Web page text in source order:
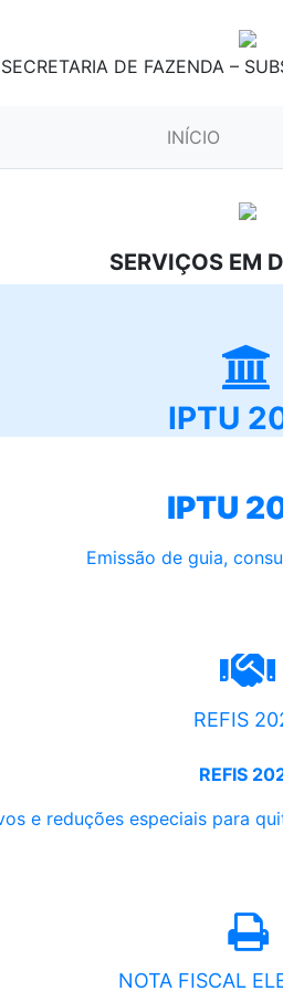
SECRETARIA DE FAZENDA –
INÍCIO
SERVIÇOS EM
IPTU
IPTU
Emissão de guia,
REFIS
REFIS
e reduções especiais para
NOTA FISCAL